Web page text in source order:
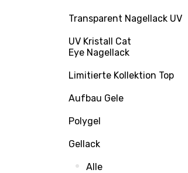
Transparent Nagellack UV
UV Kristall Cat
Eye Nagellack
Limitierte Kollektion Top
Aufbau Gele
Polygel
Gellack
Alle